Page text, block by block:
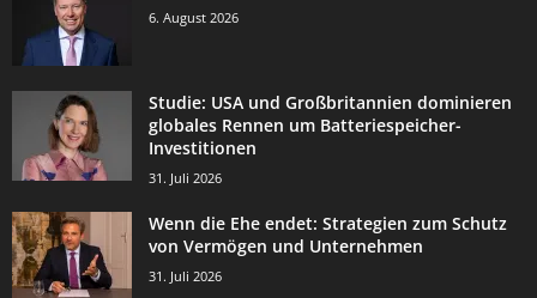
6. August 2026
Studie: USA und Großbritannien dominieren
globales Rennen um Batteriespeicher-
Investitionen
31. Juli 2026
Wenn die Ehe endet: Strategien zum Schutz
von Vermögen und Unternehmen
31. Juli 2026